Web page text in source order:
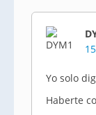
Yo solo
Haberte